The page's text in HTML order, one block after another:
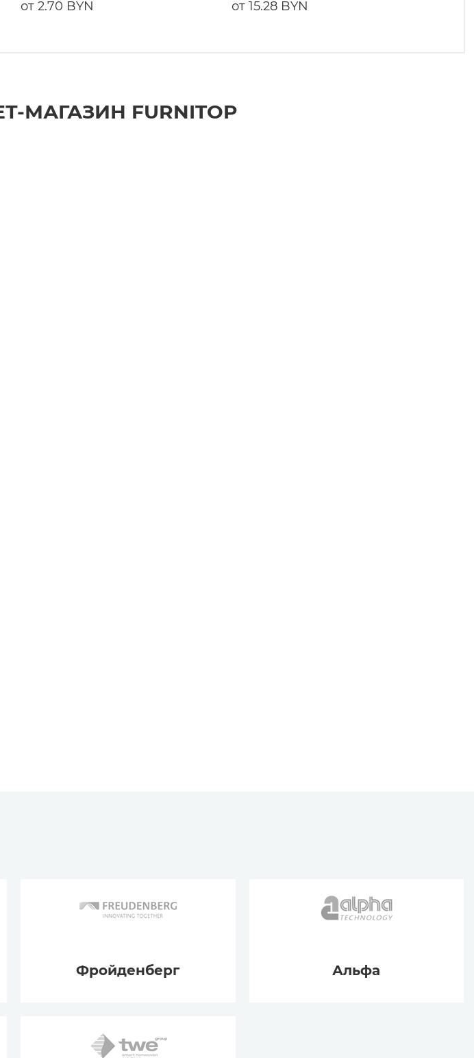
от 2.70 BYN от 15.28 BYN
МАГАЗИН FURNITOP
Фройденберг Альфа